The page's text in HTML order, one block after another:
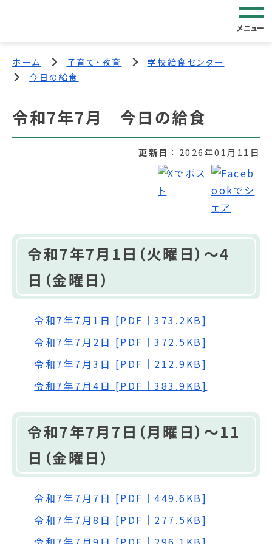
メニュー
ホーム 子育て・教育
学校給食センター
今日の給食
令和7年7月 今日の給食
更新日 2026年01月11日
令和7年7月1日（火曜日）～4
日（金曜日）
令和7年7月1日 [PDF｜373.2KB]
令和7年7月2日 [PDF｜372.5KB]
令和7年7月3日 [PDF｜212.9KB]
令和7年7月4日 [PDF｜383.9KB]
令和7年7月7日（月曜日）～11
日（金曜日）
令和7年7月7日 [PDF｜449.6KB]
令和7年7月8日 [PDF｜277.5KB]